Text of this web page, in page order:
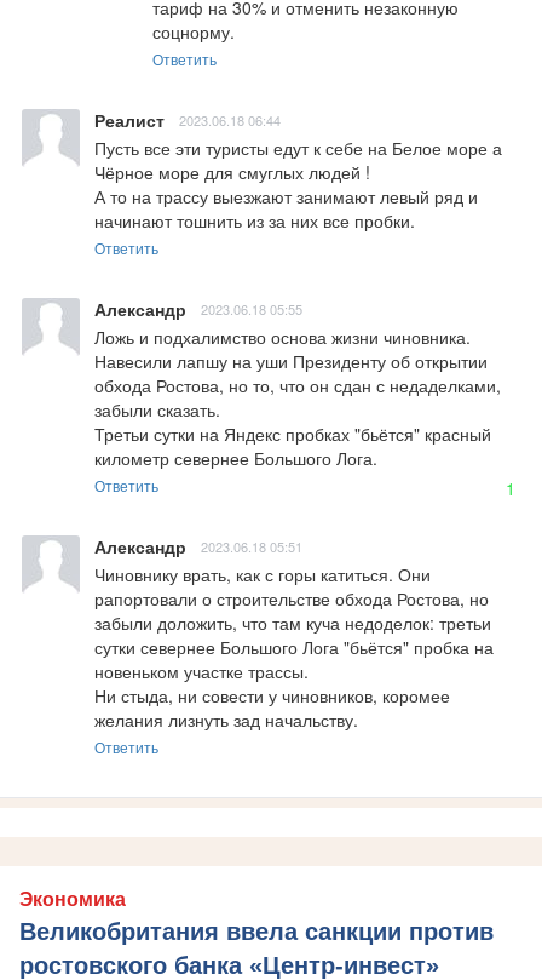
тариф на 30% и отменить незаконную
соцнорму.
Ответить
Реалист 2023.06.18 06:44
Пусть все эти туристы едут к себе на Белое море а
Чёрное море для смуглых людей !
А то на трассу выезжают занимают левый ряд и
начинают тошнить из за них все пробки.
Ответить
Александр 2023.06.18 05:55
Ложь и подхалимство основа жизни чиновника.
Навесили лапшу на уши Президенту об открытии
обхода Ростова, но то, что он сдан с недаделками,
забыли сказать.
Третьи сутки на Яндекс пробках "бьётся" красный
километр севернее Большого Лога.
Ответить 1
Александр 2023.06.18 05:51
Чиновнику врать, как с горы катиться. Они
рапортовали о строительстве обхода Ростова, но
забыли доложить, что там куча недоделок: третьи
сутки севернее Большого Лога "бьётся" пробка на
новеньком участке трассы.
Ни стыда, ни совести у чиновников, коромее
желания лизнуть зад начальству.
Ответить
Экономика
Великобритания ввела санкции против
ростовского банка «Центр-инвест»